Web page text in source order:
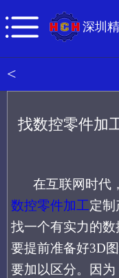
深圳
<
找数控零件加
在互联网时代
数控零件加工定制
找一个有实力的数
要提前准备好3D
要加以区分。因